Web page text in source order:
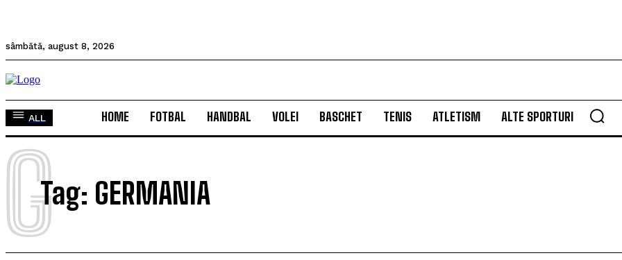
sâmbătă, august 8, 2026
ALL HOME FOTBAL HANDBAL VOLEI BASCHET TENIS ATLETISM ALTE SPORTURI
Tag: GERMANIA
G